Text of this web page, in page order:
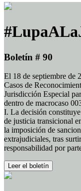
Boletín # 90
El 18 de septiembre de
Casos de
Jurisdicción Especial
dentro de macrocaso
I. La decisión
de justicia transicional
la imposición de
extrajudiciales, tras
responsabilidad por
Leer el boletín